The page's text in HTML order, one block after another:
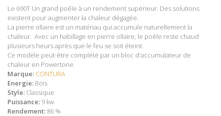
Le 690T Un grand poêle à un rendement supérieur. Des solutions
existent pour augmenter la chaleur dégagée.
La pierre ollaire est un matériau qui accumule naturellement la
chaleur. Avec un habillage en pierre ollaire, le poêle reste chaud
plusieurs heurs après que le feu se soit éteint.
Ce modèle peut-être complété par un bloc d'accumulateur de
chaleur en Powertone.
Marque: CONTURA
Energie: Bois
Style: Classique
Puissance: 9 kw
Rendement: 86 %